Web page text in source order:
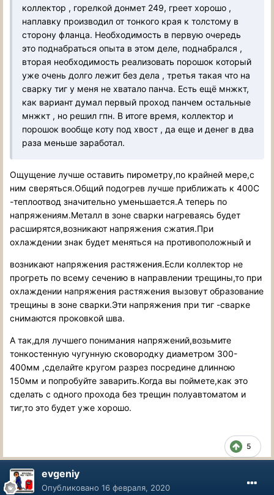
коллектор , горелкой донмет 249, греет хорошо ,
наплавку производил от тонкого края к толстому в
сторону фланца. Необходимость в первую очередь
это поднабраться опыта в этом деле, поднабрался ,
вторая необходимость реализовать порошок который
уже очень долго лежит без дела , третья такая что на
сварку тиг у меня не хватало панча. Есть ещё мнжкт,
как вариант думал первый проход панчем остальные
мнжкт , но решил гпн. В итоге время, коллектор и
порошок вообще коту под хвост , да еще и денег в два
раза меньше заработал.
Ощущение лучше оставить пирометру,по крайней мере,с
ним сверяться.Общий подогрев лучше приближать к 400С
-теплоотвод значительно уменьшается.А теперь по
напряжениям.Металл в зоне сварки нагреваясь будет
расширятся,возникают напряжения сжатия.При
охлаждении знак будет меняться на противоположный и
возникают напряжения растяжения.Если коллектор не
прогреть по всему сечению в направлении трещины,то при
охлаждении напряжения растяжения вызовут образование
трещины в зоне сварки.Эти напряжения при тиг -сварке
снимаются проковкой шва.
А так,для лучшего понимания напряжений,возьмите
тонкостенную чугунную сковородку диаметром 300-
400мм ,сделайте кругом разрез посредине длинною
150мм и попробуйте заварить.Когда вы поймете,как это
сделать с одного прохода без трещин полуавтоматом и
тиг,то это будет уже хорошо.
5
evgeniy
Опубликовано 16 февраля, 2020